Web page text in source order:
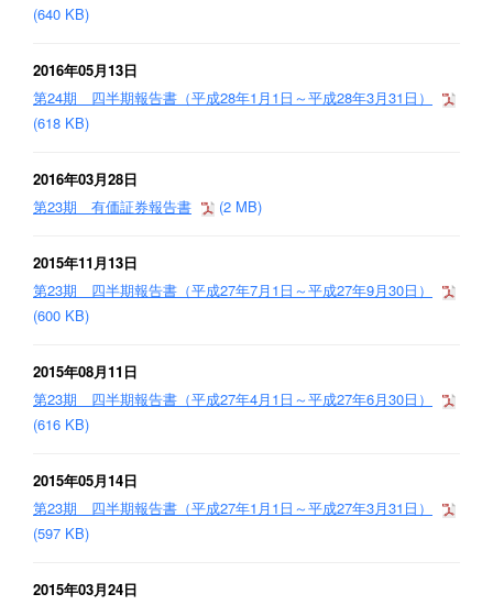
(640 KB)
2016年05月13日
第24期 四半期報告書（平成28年1月1日～平成28年3月31日）
(618 KB)
2016年03月28日
第23期 有価証券報告書
(2 MB)
2015年11月13日
第23期 四半期報告書（平成27年7月1日～平成27年9月30日）
(600 KB)
2015年08月11日
第23期 四半期報告書（平成27年4月1日～平成27年6月30日）
(616 KB)
2015年05月14日
第23期 四半期報告書（平成27年1月1日～平成27年3月31日）
(597 KB)
2015年03月24日